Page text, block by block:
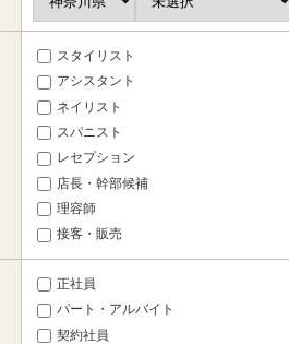
スタイリスト
アシスタント
ネイリスト
スパニスト
レセプション
店長・幹部候補
理容師
接客・販売
正社員
パート・アルバイト
契約社員